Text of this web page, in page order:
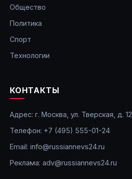
Общество
Политика
Спорт
Технологии
КОНТАКТЫ
Адрес: г. Москва, ул. Тверская, д. 12
Телефон: +7 (495) 555-01-24
Email: info@russiannevs24.ru
Реклама: adv@russiannevs24.ru